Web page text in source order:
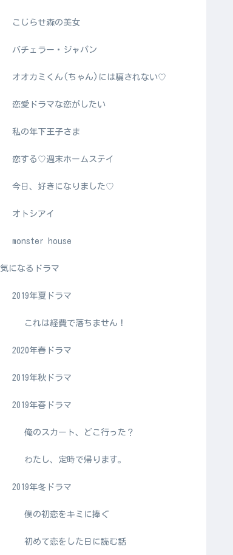
こじらせ森の美女
バチェラー・ジャパン
オオカミくん(ちゃん)には騙されない♡
恋愛ドラマな恋がしたい
私の年下王子さま
恋する♡週末ホームステイ
今日、好きになりました♡
オトシアイ
monster house
気になるドラマ
2019年夏ドラマ
これは経費で落ちません！
2020年春ドラマ
2019年秋ドラマ
2019年春ドラマ
俺のスカート、どこ行った？
わたし、定時で帰ります。
2019年冬ドラマ
僕の初恋をキミに捧ぐ
初めて恋をした日に読む話